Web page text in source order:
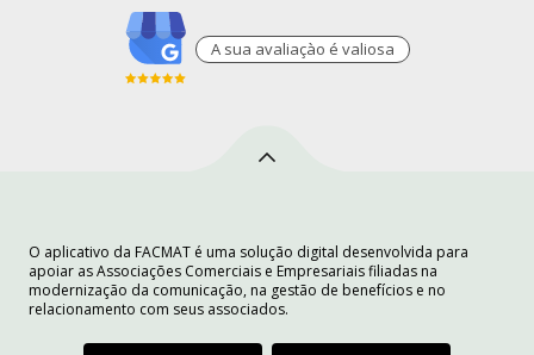
A sua avaliaçào é valiosa
O aplicativo da FACMAT é uma solução digital desenvolvida para
apoiar as Associações Comerciais e Empresariais filiadas na
modernização da comunicação, na gestão de benefícios e no
relacionamento com seus associados.